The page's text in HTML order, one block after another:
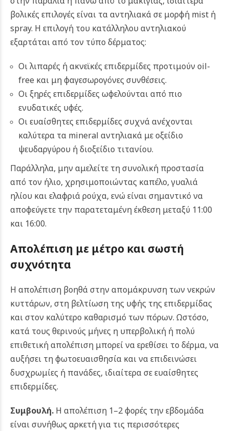
βολικές επιλογές είναι τα αντηλιακά σε μορφή mist ή
spray. Η επιλογή του κατάλληλου αντηλιακού
εξαρτάται από τον τύπο δέρματος:
Οι λιπαρές ή ακνεϊκές επιδερμίδες προτιμούν oil-
free και μη φαγεσωρογόνες συνθέσεις.
Οι ξηρές επιδερμίδες ωφελούνται από πιο
ενυδατικές υφές.
Οι ευαίσθητες επιδερμίδες συχνά ανέχονται
καλύτερα τα mineral αντηλιακά με οξείδιο
ψευδαργύρου ή διοξείδιο τιτανίου.
Παράλληλα, μην αμελείτε τη συνολική προστασία
από τον ήλιο, χρησιμοποιώντας καπέλο, γυαλιά
ηλίου και ελαφριά ρούχα, ενώ είναι σημαντικό να
αποφεύγετε την παρατεταμένη έκθεση μεταξύ 11:00
και 16:00.
Απολέπιση με μέτρο και σωστή
συχνότητα
Η απολέπιση βοηθά στην απομάκρυνση των νεκρών
κυττάρων, στη βελτίωση της υφής της επιδερμίδας
και στον καλύτερο καθαρισμό των πόρων. Ωστόσο,
κατά τους θερινούς μήνες η υπερβολική ή πολύ
επιθετική απολέπιση μπορεί να ερεθίσει το δέρμα, να
αυξήσει τη φωτοευαισθησία και να επιδεινώσει
δυσχρωμίες ή πανάδες, ιδιαίτερα σε ευαίσθητες
επιδερμίδες.
Συμβουλή. Η απολέπιση 1–2 φορές την εβδομάδα
είναι συνήθως αρκετή για τις περισσότερες